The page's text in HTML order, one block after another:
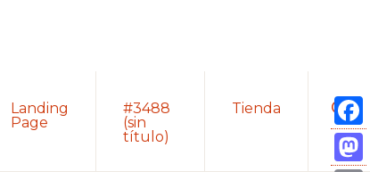
Landing
Page
#3488
(sin
título)
Tienda